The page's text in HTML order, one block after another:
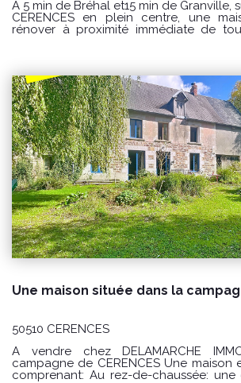
A 5 min de Bréhal et15 min de Granville,
CERENCES en plein centre, une maison de village à
rénover à proximité immédiate de
tout à l'égout PRIX : 79000€ Honoraires à la charge du
vendeur. CLASSE ENERGIE : F(391) ; CLASSE CLIMAT : F (86)
Logement à consommation excessive classé
estimé des dépenses annuelles
standard : entre 2360 € et 3250 € /
énergies indexés sur les années
(abonnements compris) Les informations sur les risques
auxquels ce bien est exposé sont
Géorisques : www.georisques.gouv.fr Pour
Delamarche immobilier Bréhal 02 33 91
GINARD Florian 0786274434
50510 CERENCES
A vendre chez DELAMARCHE
campagne de CERENCES Une maison en pierre et masse
comprenant: Au rez-de-chaussée: une